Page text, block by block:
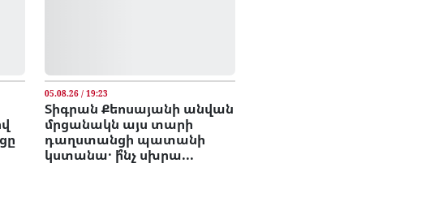
05.08.26 / 19:23
Տիգրան Քեոսայանի անվան
մրցանակն այս տարի
դաղստանցի պատանի
կստանա․ ի՞նչ սխրա...